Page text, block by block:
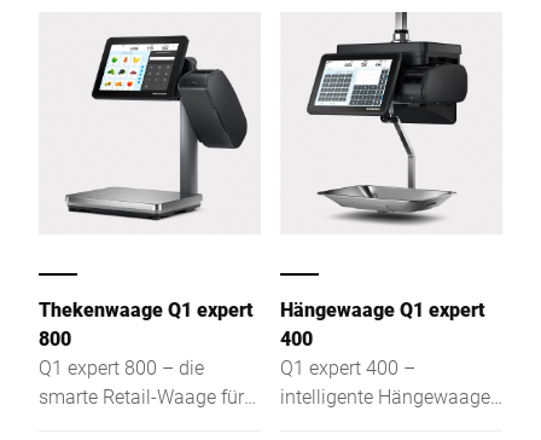
Über-/Untergewicht;
Gurtwechsel in 2 Min.
Thekenwaage Q1 expert
800
Q1 expert 800 – die
smarte Retail-Waage für
Hängewaage Q1 expert
400
Q1 expert 400 –
intelligente Hängewaage